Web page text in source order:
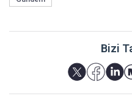
Bizi